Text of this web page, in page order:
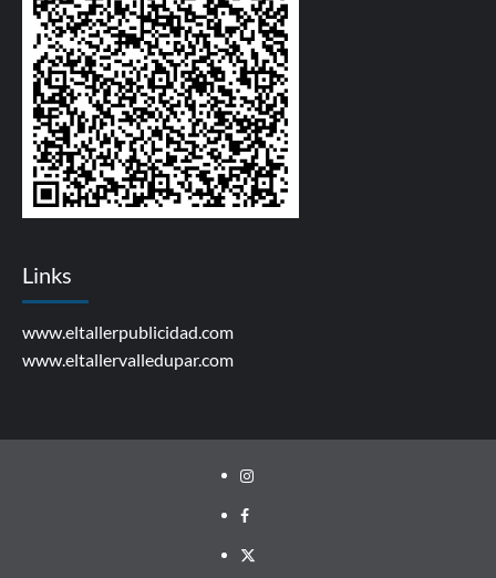
Links
www.eltallerpublicidad.com
www.eltallervalledupar.com
Instagram
facebook
twitter